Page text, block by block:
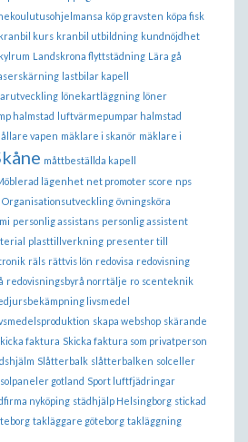
köp gravsten köpa fisk
kranbil kurs kranbil utbildning kundnöjdhet
kylrum Landskrona flyttstädning Lära gå
lastbilar kapell
lönekartläggning löner
halmstad luftvärmepumpar halmstad
vapen mäklare i skanör mäklare i
måttbeställda kapell
lägenhet net promoter score nps
Organisationsutveckling övningsköra
personlig assistans personlig assistent
plasttillverkning presenter till
räls rättvis lön redovisa redovisning
redovisningsbyrå norrtälje ro scenteknik
livsmedel
skapa webshop skärande
faktura Skicka faktura som privatperson
Slåtterbalk slåtterbalken solceller
solpaneler gotland Sport luftfjädringar
nyköping städhjälp Helsingborg stickad
takläggare göteborg takläggning